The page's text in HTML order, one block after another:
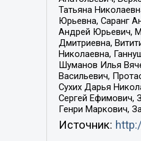
Татьяна
Юрьевна, Саранг
Андрей Юрьевич,
Дмитриевна,
Николаевна,
Шуманов Илья
Васильевич,
Сухих Дарья
Сергей Ефимович,
Генри Маркович,
Источник: